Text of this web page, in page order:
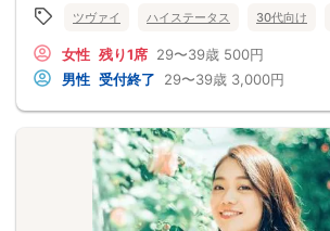
ツヴァイ ハイステータス 30代向け
女性 残り1席 29〜39歳 500円
男性 受付終了 29〜39歳 3,000円